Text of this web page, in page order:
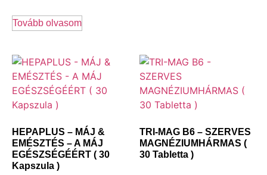
Tovább olvasom
HEPAPLUS – MÁJ &
EMÉSZTÉS – A MÁJ
EGÉSZSÉGÉÉRT ( 30
Kapszula )
TRI-MAG B6 – SZERVES
MAGNÉZIUMHÁRMAS (
30 Tabletta )